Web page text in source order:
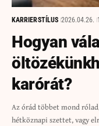
KARRIERSTÍLUS 2026.04.26.
Hogyan
karórát?
Az órád többet mond
hétköznapi szettet, vagy